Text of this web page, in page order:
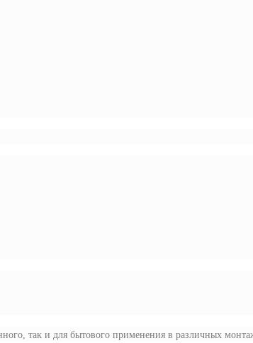
так и для бытового применения в различных